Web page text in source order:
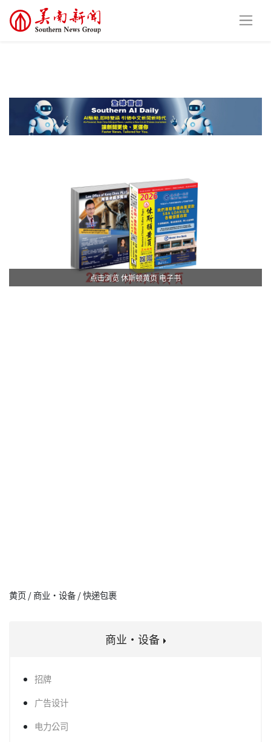
点击浏览 休斯顿黄页 电子书
黄页 / 商业·设备 / 快递包裹
商业·设备
招牌
广告设计
电力公司